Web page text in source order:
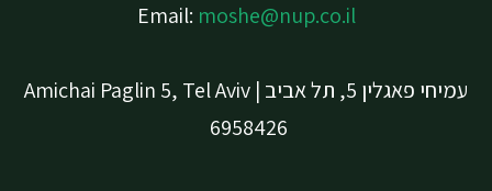
Email: moshe@nup.co.il
עמיחי פאגלין 5, תל אביב | Amichai Paglin 5, Tel Aviv
6958426